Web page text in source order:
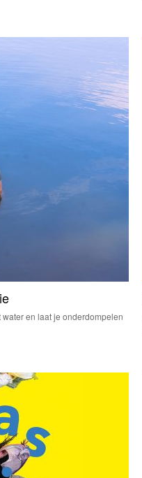
en laat je onderdompelen